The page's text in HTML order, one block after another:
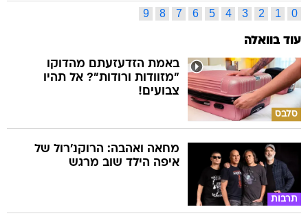
0
1
2
3
4
5
6
7
8
9
עוד בוואלה
סלבס
באמת הזדעזעתם מהדוקו
"מזוודות ורודות"? אל תהיו
צבועים!
תרבות
מחאה ואהבה: הרוקנ'רול של
איפה הילד שוב מרגש